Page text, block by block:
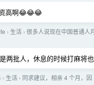
高啊😂😂😂
› 生活 › 很多人说现在中国普通人
两批人，休息的时候打麻将
› 生活 › 同求建议，相亲 4 个月，